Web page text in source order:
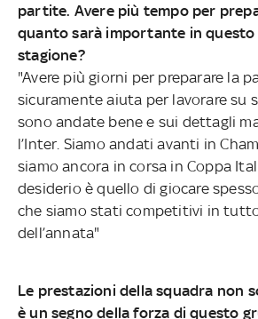
partite. Avere più tempo per
quanto sarà importante in questo
stagione?
"Avere più giorni per preparare la
sicuramente aiuta per lavorare su
sono andate bene e sui dettagli
l’Inter. Siamo andati avanti in
siamo ancora in corsa in Coppa
desiderio è quello di giocare
che siamo stati competitivi in tutto
dell’annata"
Le prestazioni della squadra non
è un segno della forza di questo